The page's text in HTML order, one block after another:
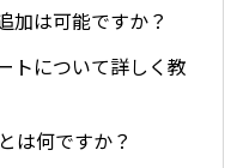
加は可能ですか？
トについて詳しく教
は何ですか？